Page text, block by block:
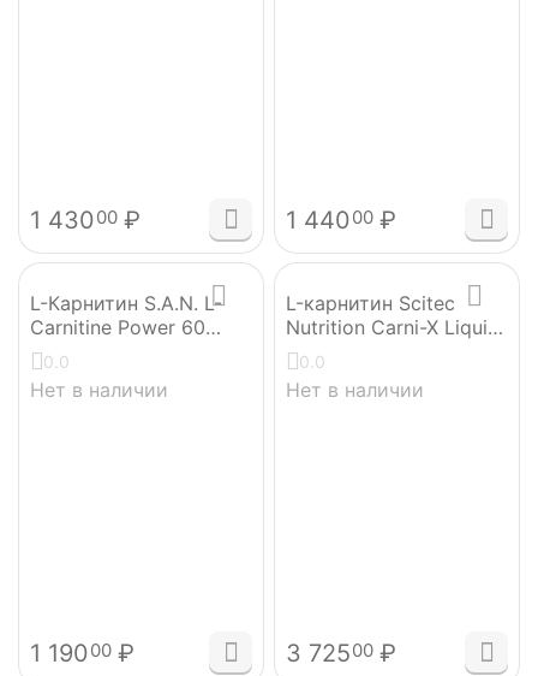
1 43000 ₽ 1 44000 ₽
L-Карнитин S.A.N. L-
Carnitine Power 60
капсул
0.0
Нет в наличии
1 19000 ₽
L-карнитин Scitec
Nutrition Carni-X Liquid
100000 500 мл
0.0
Нет в наличии
3 72500 ₽